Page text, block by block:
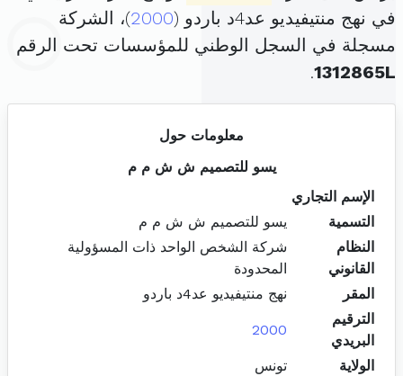
في نهج منتيفيديو عد4د باردو (
2000)، الشركة
مسجلة في السجل الوطني للمؤسسات تحت الرقم
1312865L
.
معلومات حول
يسو للتصميم ش ش م م
الإسم التجاري
التسمية
يسو للتصميم ش ش م م
النظام
القانوني
شركة الشخص الواحد ذات المسؤولية
المحدودة
المقر
نهج منتيفيديو عد4د باردو
الترقيم
البريدي
2000
الولاية تونس